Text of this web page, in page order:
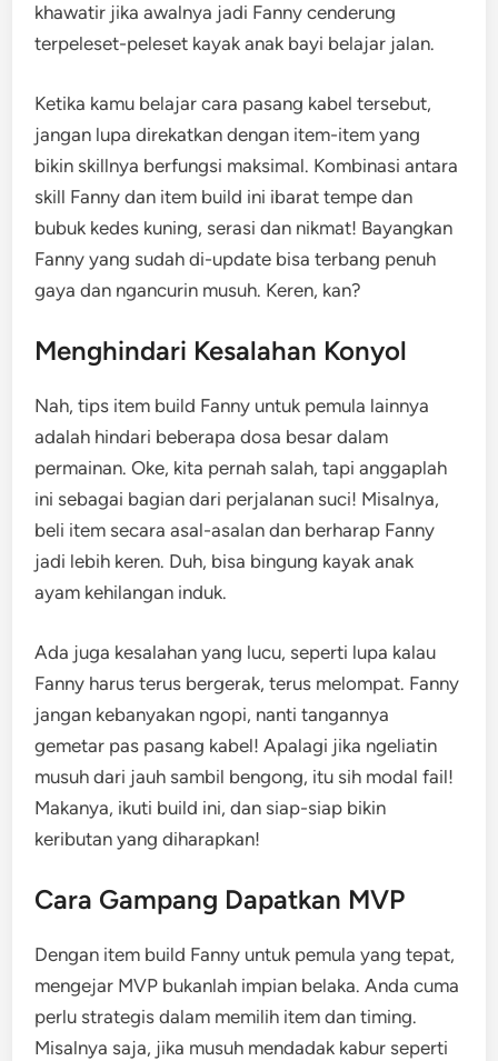
khawatir jika awalnya jadi Fanny cenderung
terpeleset-peleset kayak anak bayi belajar jalan.
Ketika kamu belajar cara pasang kabel tersebut,
jangan lupa direkatkan dengan item-item yang
bikin skillnya berfungsi maksimal. Kombinasi antara
skill Fanny dan item build ini ibarat tempe dan
bubuk kedes kuning, serasi dan nikmat! Bayangkan
Fanny yang sudah di-update bisa terbang penuh
gaya dan ngancurin musuh. Keren, kan?
Menghindari Kesalahan Konyol
Nah, tips item build Fanny untuk pemula lainnya
adalah hindari beberapa dosa besar dalam
permainan. Oke, kita pernah salah, tapi anggaplah
ini sebagai bagian dari perjalanan suci! Misalnya,
beli item secara asal-asalan dan berharap Fanny
jadi lebih keren. Duh, bisa bingung kayak anak
ayam kehilangan induk.
Ada juga kesalahan yang lucu, seperti lupa kalau
Fanny harus terus bergerak, terus melompat. Fanny
jangan kebanyakan ngopi, nanti tangannya
gemetar pas pasang kabel! Apalagi jika ngeliatin
musuh dari jauh sambil bengong, itu sih modal fail!
Makanya, ikuti build ini, dan siap-siap bikin
keributan yang diharapkan!
Cara Gampang Dapatkan MVP
Dengan item build Fanny untuk pemula yang tepat,
mengejar MVP bukanlah impian belaka. Anda cuma
perlu strategis dalam memilih item dan timing.
Misalnya saja, jika musuh mendadak kabur seperti